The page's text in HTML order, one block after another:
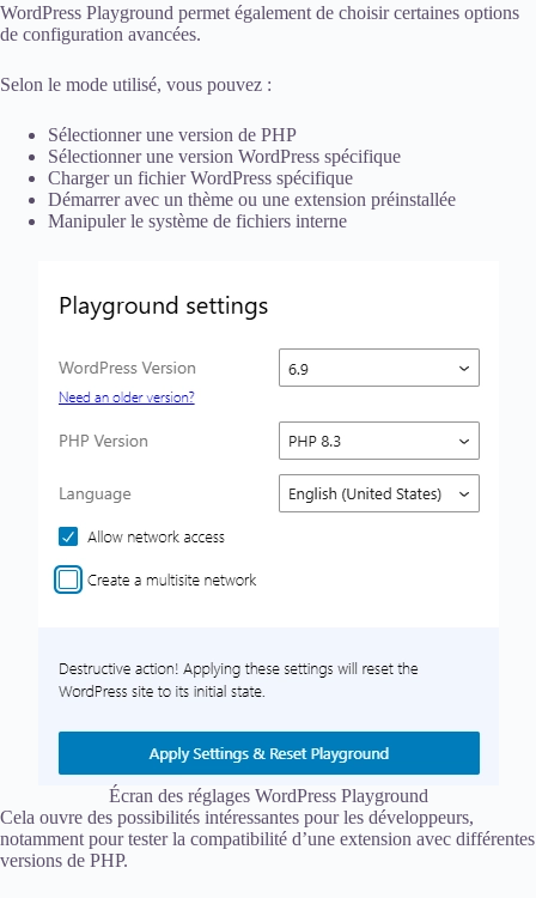
WordPress Playground permet également de choisir certaines options
de configuration avancées.
Selon le mode utilisé, vous pouvez :
Sélectionner une version de PHP
Sélectionner une version WordPress spécifique
Charger un fichier WordPress spécifique
Démarrer avec un thème ou une extension préinstallée
Manipuler le système de fichiers interne
Écran des réglages WordPress Playground
Cela ouvre des possibilités intéressantes pour les développeurs,
notamment pour tester la compatibilité d’une extension avec différentes
versions de PHP.